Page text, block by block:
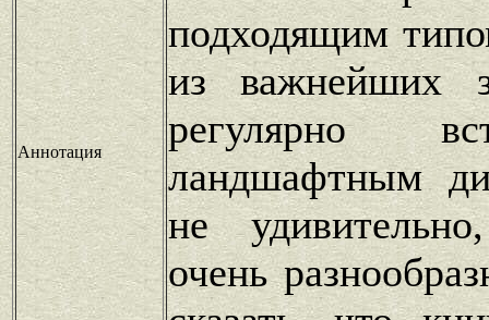
Аннотация
подходящим
из важнейших
регулярно
ландшафтным
не
очень